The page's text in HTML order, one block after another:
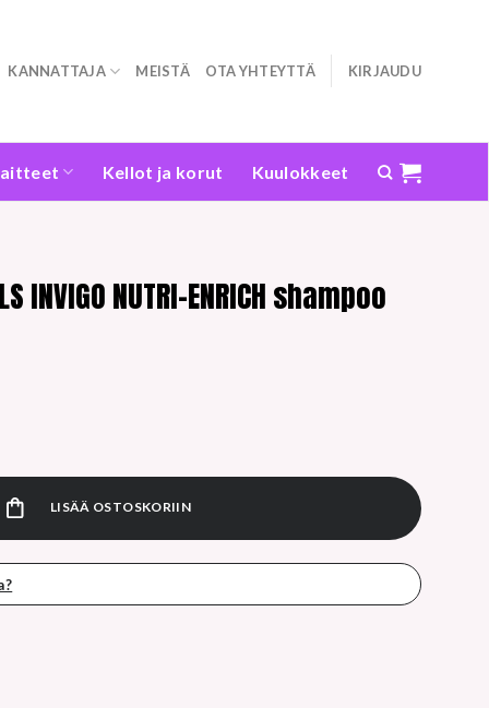
KANNATTAJA MEISTÄ OTA YHTEYTTÄ KIRJAUDU
Kellot ja korut Kuulokkeet
INVIGO NUTRI-ENRICH shampoo
LISÄÄ OSTOSKORIIN